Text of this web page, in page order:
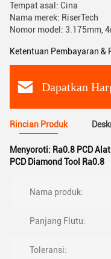
Tempat asal: Cina
Nama merek: RiserTech
Nomor model: 3.175mm,
Ketentuan Pembayaran &
Dapatkan
Rincian Produk
Menyoroti: Ra0.8 PCD
PCD Diamond Tool Ra0.8
Nama produk:
Panjang Flutu:
Toleransi: